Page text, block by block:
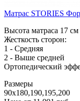
Матрас STORIES
Высота матраса 17 см
Жесткость сторон:
1 - Средняя
2 - Выше средней
Ортопедический
Размеры
90x180,190,195,200